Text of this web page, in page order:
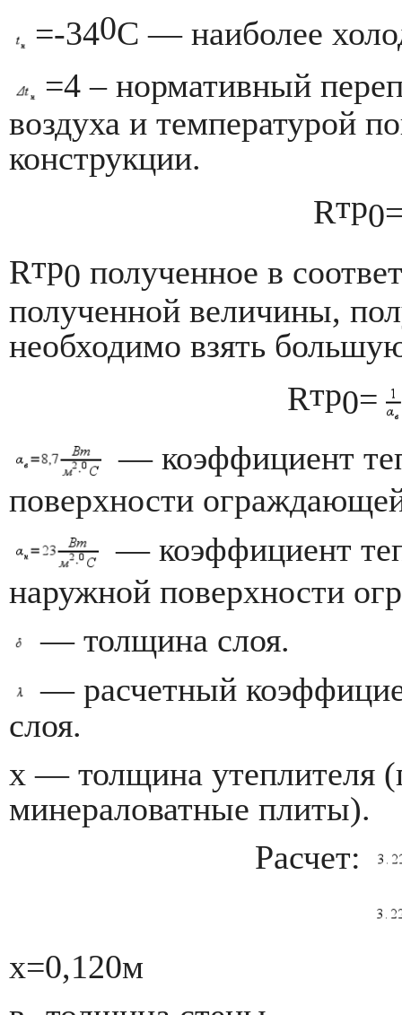
=-340С — наиболее
=4 – нормативный
воздуха и температурой
конструкции.
Rтр0
Rтр0 полученное в
полученной величины,
необходимо взять
Rтр0=
— коэффициент
поверхности
— коэффициент
наружной поверхности
— толщина слоя.
— расчетный
слоя.
х — толщина утеплителя
минераловатные плиты).
Расчет:
х=0,120м